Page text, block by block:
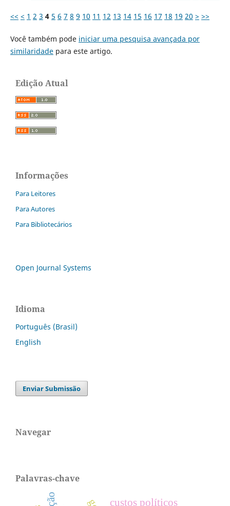
<< < 1 2 3 4 5 6 7 8 9 10 11 12 13 14 15 16 17 18 19 20 > >>
Você também pode iniciar uma pesquisa avançada por
similaridadepara este artigo.
Edição Atual
Informações
Para Leitores
Para Autores
Para Bibliotecários
Open Journal Systems
Idioma
Português (Brasil)
English
Enviar Submissão
Navegar
Palavras-chave
custos políticos